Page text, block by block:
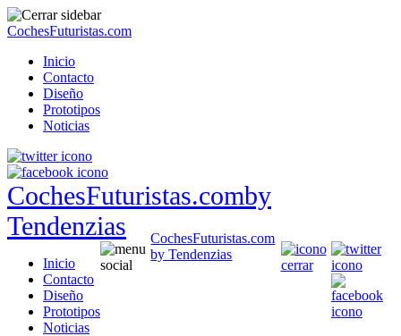
CochesFuturistas.com
Inicio
Contacto
Diseño
Prototipos
Noticias
CochesFuturistas.comby
Tendenzias
Inicio
Contacto
Diseño
Prototipos
Noticias
CochesFuturistas.com
by Tendenzias